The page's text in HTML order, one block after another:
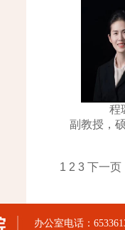
程
副教授，
1 2 3 下一页
办公室电话：